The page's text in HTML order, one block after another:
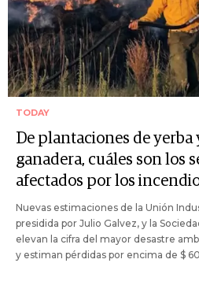
TODAY
De plantaciones de yerba
ganadera, cuáles son los
afectados por los
Nuevas estimaciones de la Unión
presidida por Julio Galvez, y la
elevan la cifra del mayor desastre
y estiman pérdidas por encima de $